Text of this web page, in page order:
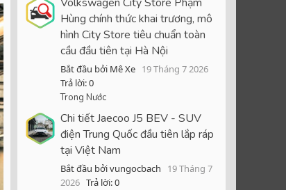
Hùng chính thức khai trương, mô
hình City Store tiêu chuẩn toàn
cầu đầu tiên tại Hà Nội
Bắt đầu bởi Mê Xe 19 Tháng 7 2026
Trả lời: 0
Trong Nước
Chi tiết Jaecoo J5 BEV - SUV
điện Trung Quốc đầu tiên lắp ráp
tại Việt Nam
Bắt đầu bởi vungocbach
19 Tháng 7
2026 Trả lời: 0